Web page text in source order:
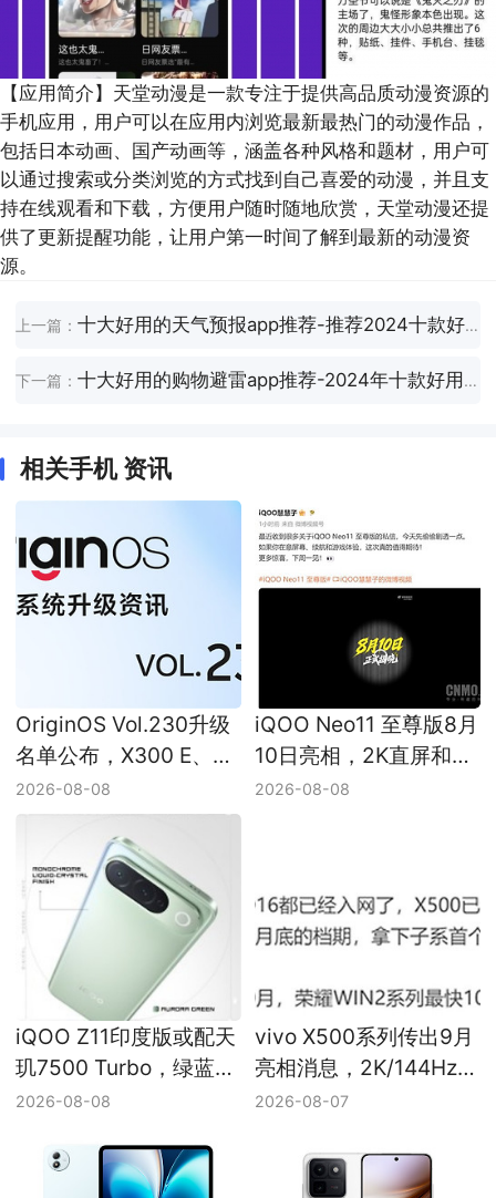
【应用简介】 天堂动漫是一款专注于提供高品质动漫资源的
手机应用，用户可以在应用内浏览最新最热门的动漫作品，
包括日本动画、国产动画等，涵盖各种风格和题材，用户可
以通过搜索或分类浏览的方式找到自己喜爱的动漫，并且支
持在线观看和下载，方便用户随时随地欣赏，天堂动漫还提
供了更新提醒功能，让用户第一时间了解到最新的动漫资
源。
上一篇：十大好用的天气预报app推荐-推荐2024十款好用的天气预报app
下一篇：十大好用的购物避雷app推荐-2024年十款好用的购物避雷app推荐
相关手机 资讯
OriginOS Vol.230升级
名单公布，X300 E、
iQOO 12和Z11等机型迎
来新版本
2026-08-08
iQOO Neo11 至尊版8月
10日亮相，2K直屏和
9000mAh以上电池被提
2026-08-08
iQOO Z11印度版或配天
玑7500 Turbo，绿蓝配
色亮相
2026-08-08
vivo X500系列传出9月
亮相消息，2K/144Hz直
屏与2nm平台仍待确认
2026-08-07